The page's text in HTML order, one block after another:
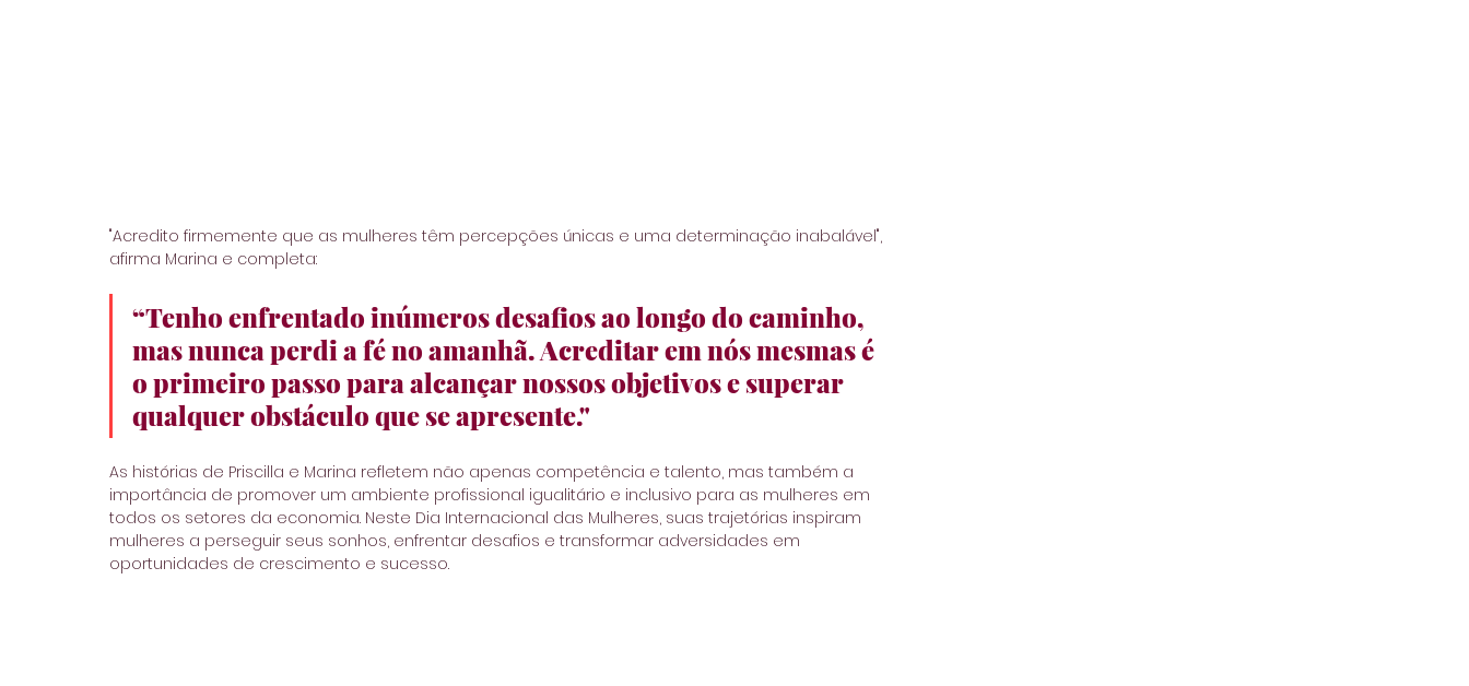
"Acredito firmemente que as mulheres têm percepções únicas e uma determinação inabalável",
afirma Marina e completa:
“Tenho enfrentado inúmeros desafios ao longo do caminho,
mas nunca perdi a fé no amanhã. Acreditar em nós mesmas é
o primeiro passo para alcançar nossos objetivos e superar
qualquer obstáculo que se apresente."
As histórias de Priscilla e Marina refletem não apenas competência e talento, mas também a
importância de promover um ambiente profissional igualitário e inclusivo para as mulheres em
todos os setores da economia. Neste Dia Internacional das Mulheres, suas trajetórias inspiram
mulheres a perseguir seus sonhos, enfrentar desafios e transformar adversidades em
oportunidades de crescimento e sucesso.